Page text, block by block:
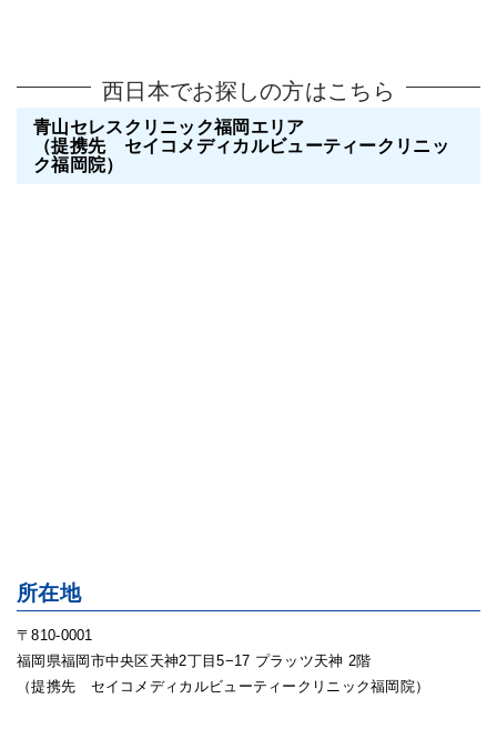
西日本でお探しの方はこちら
青山セレスクリニック福岡エリア
（提携先 セイコメディカルビューティークリニッ
ク福岡院）
所在地
〒810-0001
福岡県福岡市中央区天神2丁目5−17 プラッツ天神 2階
（提携先 セイコメディカルビューティークリニック福岡院）